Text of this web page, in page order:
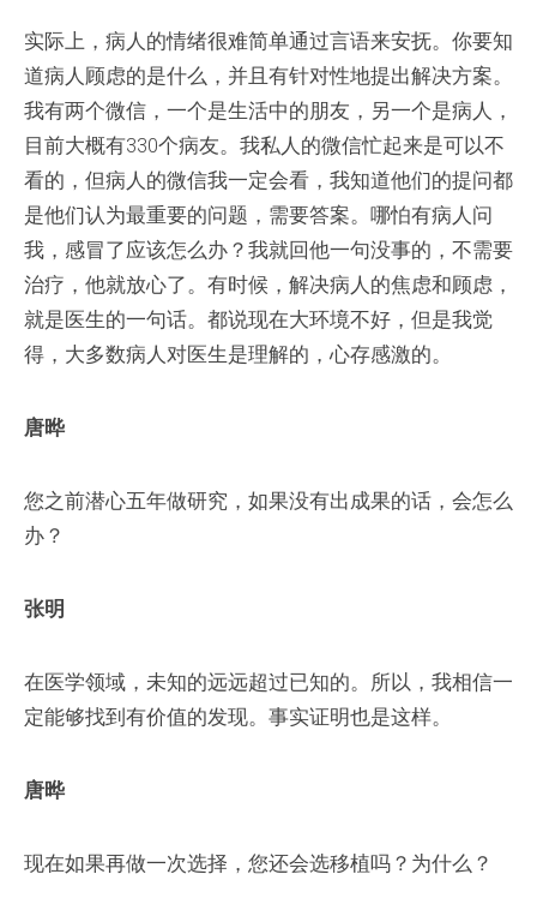
实际上，病人的情绪很难简单通过言语来安抚。你要知
道病人顾虑的是什么，并且有针对性地提出解决方案。
我有两个微信，一个是生活中的朋友，另一个是病人，
目前大概有330个病友。我私人的微信忙起来是可以不
看的，但病人的微信我一定会看，我知道他们的提问都
是他们认为最重要的问题，需要答案。哪怕有病人问
我，感冒了应该怎么办？我就回他一句没事的，不需要
治疗，他就放心了。有时候，解决病人的焦虑和顾虑，
就是医生的一句话。都说现在大环境不好，但是我觉
得，大多数病人对医生是理解的，心存感激的。
唐晔
您之前潜心五年做研究，如果没有出成果的话，会怎么
办？
张明
在医学领域，未知的远远超过已知的。所以，我相信一
定能够找到有价值的发现。事实证明也是这样。
唐晔
现在如果再做一次选择，您还会选移植吗？为什么？